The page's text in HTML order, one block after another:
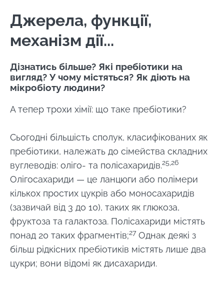
Джерела, функції,
механізм дії...
Дізнатись більше? Які пребіотики на
вигляд? У чому містяться? Як діють на
мікробіоту людини?
А тепер трохи хімії: що таке пребіотики?
Сьогодні більшість сполук, класифікованих як
пребіотики, належать до сімейства складних
вуглеводів: оліго- та полісахаридів.25,26
Олігосахариди — це ланцюги або полімери
кількох простих цукрів або моносахаридів
(зазвичай від 3 до 10), таких як глюкоза,
фруктоза та галактоза. Полісахариди містять
понад 20 таких фрагментів;27 Однак деякі з
більш рідкісних пребіотиків містять лише два
цукри; вони відомі як дисахариди.